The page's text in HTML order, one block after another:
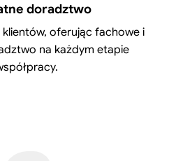
doradztwo
oferując fachowe i
na każdym etapie